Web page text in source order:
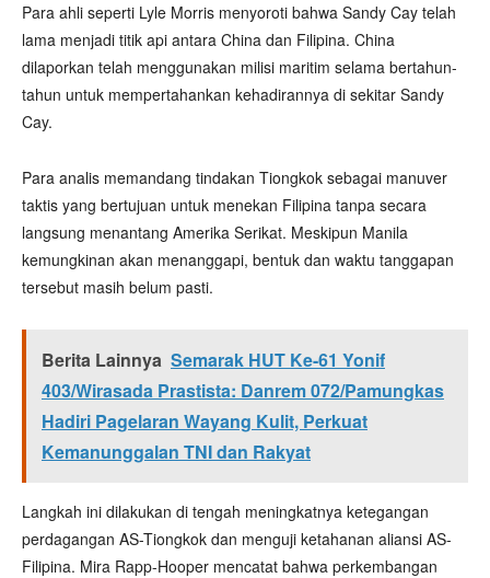
Para ahli seperti Lyle Morris menyoroti bahwa Sandy Cay telah
lama menjadi titik api antara China dan Filipina. China
dilaporkan telah menggunakan milisi maritim selama bertahun-
tahun untuk mempertahankan kehadirannya di sekitar Sandy
Cay.
Para analis memandang tindakan Tiongkok sebagai manuver
taktis yang bertujuan untuk menekan Filipina tanpa secara
langsung menantang Amerika Serikat. Meskipun Manila
kemungkinan akan menanggapi, bentuk dan waktu tanggapan
tersebut masih belum pasti.
Berita Lainnya Semarak HUT Ke-61 Yonif
403/Wirasada Prastista: Danrem 072/Pamungkas
Hadiri Pagelaran Wayang Kulit, Perkuat
Kemanunggalan TNI dan Rakyat
Langkah ini dilakukan di tengah meningkatnya ketegangan
perdagangan AS-Tiongkok dan menguji ketahanan aliansi AS-
Filipina. Mira Rapp-Hooper mencatat bahwa perkembangan